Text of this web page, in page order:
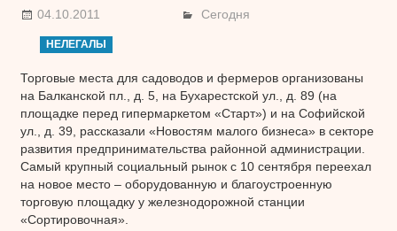
04.10.2011 Сегодня
НЕЛЕГАЛЫ
Торговые места для садоводов и фермеров организованы
на Балканской пл., д. 5, на Бухарестской ул., д. 89 (на
площадке перед гипермаркетом «Старт») и на Софийской
ул., д. 39, рассказали «Новостям малого бизнеса» в секторе
развития предпринимательства районной администрации.
Самый крупный социальный рынок с 10 сентября переехал
на новое место – оборудованную и благоустроенную
торговую площадку у железнодорожной станции
«Сортировочная».